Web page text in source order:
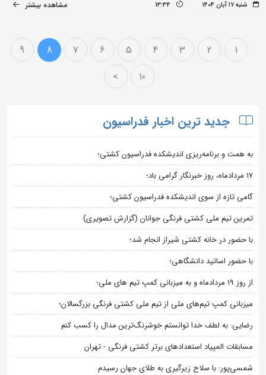
شنبه ۱۷ آبان ۱۴۰۴ 13:34 مشاهده بیشتر
1
2
3
4
5
6
7
8
9
10
>
جدید ترین اخبار فدراسیون
به همت و برنامه‌ریزی اندیشکده فدراسیون کشتی؛
۱۷ مردادماه، روز خبرنگار گرامی باد؛
گامی تازه از سوی اندیشکده فدراسیون کشتی؛
تمرین تیم ملی کشتی فرنگی جوانان (گزارش تصویری)
با حضور در خانه کشتی شیراز انجام شد؛
با حضور اساتید دانشگاهی؛
از روز 19 مردادماه و به میزبانی کمپ تیم های ملی؛
میزبانی کمپ تیم‌های ملی از تیم ملی کشتی فرنگی بزرگسالان؛
رضایی: به لطف خدا توانستم خوشرنگ‌ترین مدال را کسب کنم
مسابقات المپیاد استعدادهای برتر کشتی فرنگی - تهران
شمسی‌پور: با سلاح زیرگیری به طلای جهان رسیدم